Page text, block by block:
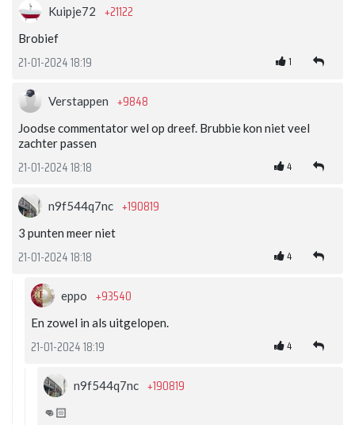
Kuipje72 +21122
Brobief
21-01-2024 18:19 1
Verstappen +9848
Joodse commentator wel op dreef. Brubbie kon niet veel
zachter passen
21-01-2024 18:18 4
n9f544q7nc +190819
3 punten meer niet
21-01-2024 18:18 4
eppo +93540
En zowel in als uitgelopen.
21-01-2024 18:19 4
n9f544q7nc +190819
👊🏻